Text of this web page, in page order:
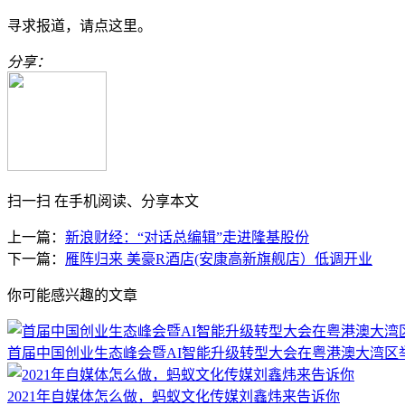
寻求报道，请点这里。
分享：
扫一扫 在手机阅读、分享本文
上一篇： 新浪财经：“对话总编辑”走进隆基股份
下一篇： 雁阵归来 美豪R酒店(安康高新旗舰店）低调开业
你可能感兴趣的文章
首届中国创业生态峰会暨AI智能升级转型大会在粤港澳大湾区
2021年自媒体怎么做，蚂蚁文化传媒刘鑫炜来告诉你